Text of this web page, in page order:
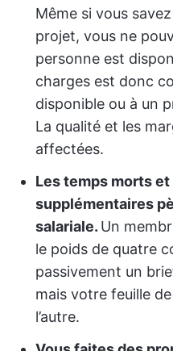
Même si vous
projet, vous ne
personne est
charges est donc
disponible ou à un
La qualité et les
affectées.
Les temps morts
supplémentaires
salariale. Un
le poids de quatre
passivement un
mais votre feuille
l’autre.